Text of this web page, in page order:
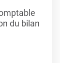
du bilan